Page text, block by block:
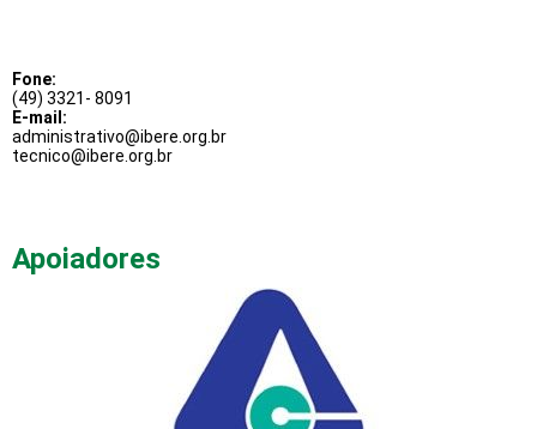
Fone:
(49) 3321- 8091
E-mail:
administrativo@ibere.org.br
tecnico@ibere.org.br
Apoiadores